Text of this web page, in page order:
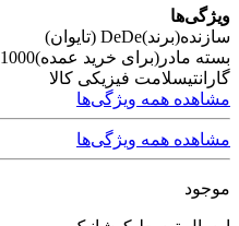
ویژگی‌ها
سازنده(برند)DeDe (تایوان)
بسته مادر(برای خرید عمده)1000 عدد
گارانتیسلامت فیزیکی کالا
مشاهده همه ویژگی‌ها
مشاهده همه ویژگی‌ها
موجود